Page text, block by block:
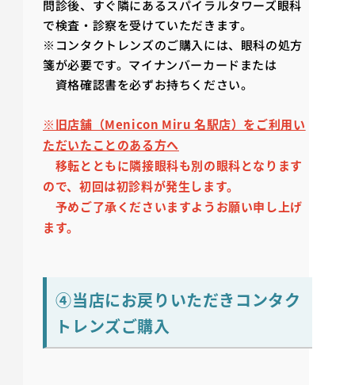
問診後、すぐ隣にあるスパイラルタワーズ眼科
で検査・診察を受けていただきます。
※コンタクトレンズのご購入には、眼科の処方
箋が必要です。マイナンバーカードまたは
資格確認書を必ずお持ちください。
※旧店舗（Menicon Miru 名駅店）をご利用い
ただいたことのある方へ
移転とともに隣接眼科も別の眼科となります
ので、初回は初診料が発生します。
予めご了承くださいますようお願い申し上げ
ます。
④当店にお戻りいただきコンタク
トレンズご購入